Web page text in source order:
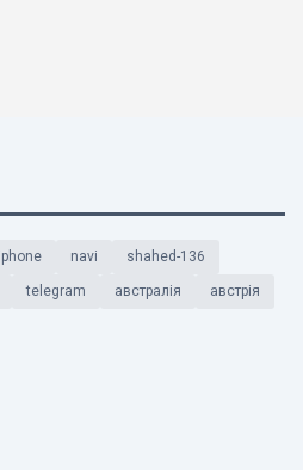
iphone navi shahed-136
telegram австралія австрія